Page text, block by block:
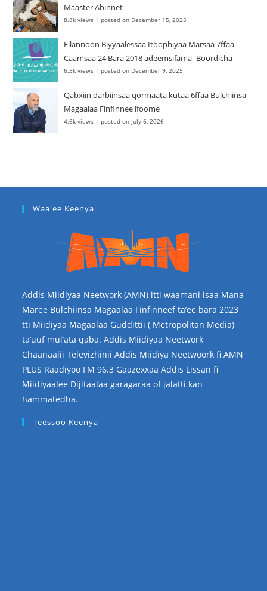
Maaster Abinnet
8.8k views |posted on December 15, 2025
Filannoon Biyyaalessaa Itoophiyaa Marsaa 7ffaa
Caamsaa 24 Bara 2018 adeemsifama- Boordicha
6.3k views |posted on December 9, 2025
Qabxiin darbiinsaa qormaata kutaa 6ffaa Bulchiinsa
Magaalaa Finfinnee ifoome
4.6k views |posted on July 6, 2026
Waa'ee Keenya
Addis Miidiyaa Neetwork (AMN) itti waamani isaa Mana
Maree Bulchiinsa Magaalaa Finfinneef ta’ee bara 2023
tti Miidiyaa Magaalaa Guddittii ( Metropolitan Media)
ta’uuf mul’ata qaba. Addis Miidiyaa Neetwork
Chaanaalii Televizhinii Addis Miidiya Neetwoork fi AMN
PLUS Raadiyoo FM 96.3 Gaazexxaa Addis Lissan fi
Miidiyaalee Dijitaalaa garagaraa of jalatti kan
hammatedha.
Teessoo Keenya